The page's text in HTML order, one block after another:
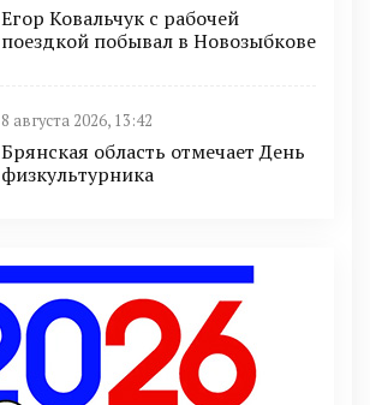
Егор Ковальчук с рабочей
поездкой побывал в Новозыбкове
8 августа 2026, 13:42
Брянская область отмечает День
физкультурника